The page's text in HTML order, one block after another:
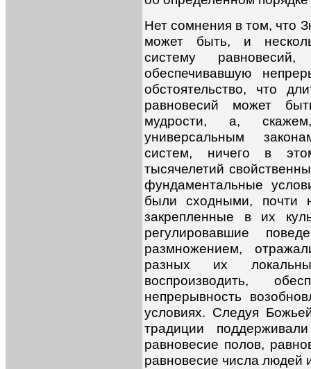
Нет сомнения в том, что
может быть, и
систему
обеспечивавшую
обстоятельство, что
равновесий может
мудрости, а,
универсальным
систем, ничего в
тысячелетий
фундаментальные
были сходными, почти
закрепленные в их
регулировавшие
размножением,
разных их
воспроизводить,
непрерывность
условиях. Следуя
традиции
равновесие полов,
равновесие числа людей